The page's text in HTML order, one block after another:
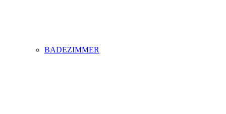
BADEZIMMER